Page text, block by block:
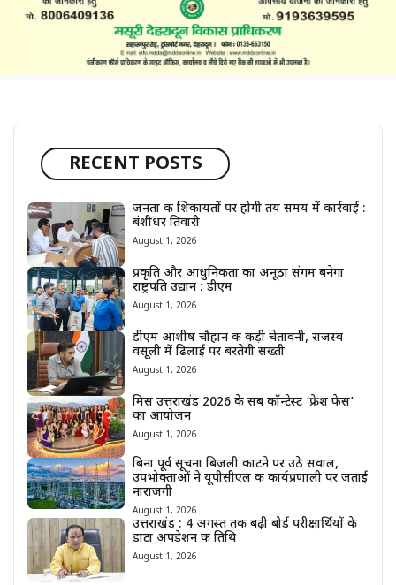
RECENT POSTS
जनता की शिकायतों पर होगी तय समय में कार्रवाई :
बंशीधर तिवारी
August 1, 2026
प्रकृति और आधुनिकता का अनूठा संगम बनेगा
राष्ट्रपति उद्यान : डीएम
August 1, 2026
डीएम आशीष चौहान की कड़ी चेतावनी, राजस्व
वसूली में ढिलाई पर बरतेगी सख्ती
August 1, 2026
मिस उत्तराखंड 2026 के सब कॉन्टेस्ट ‘फ्रेश फेस’
का आयोजन
August 1, 2026
बिना पूर्व सूचना बिजली काटने पर उठे सवाल,
उपभोक्ताओं ने यूपीसीएल की कार्यप्रणाली पर जताई
नाराजगी
August 1, 2026
उत्तराखंड : 4 अगस्त तक बढ़ी बोर्ड परीक्षार्थियों के
डाटा अपडेशन की तिथि
August 1, 2026